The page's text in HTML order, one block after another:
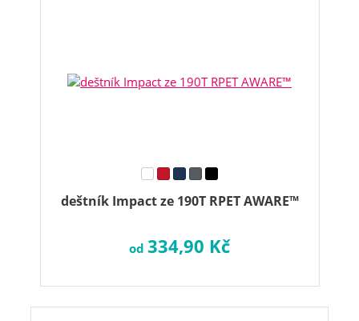
deštník Impact ze 190T RPET AWARE™
od 334,90 Kč